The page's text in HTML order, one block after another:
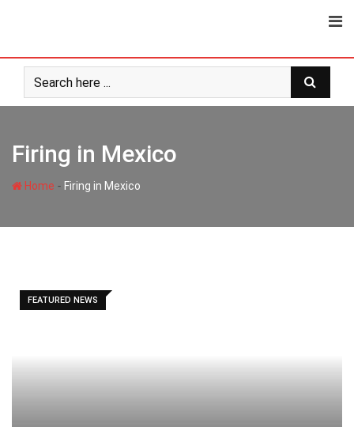
Firing in Mexico
Home - Firing in Mexico
FEATURED NEWS